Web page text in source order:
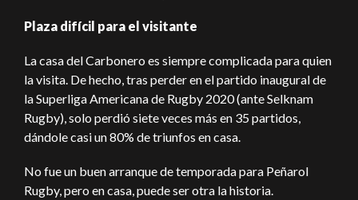
Plaza difícil para el visitante
La casa del Carbonero es siempre complicada para quien
la visita. De hecho, tras perder en el partido inaugural de
la Superliga Americana de Rugby 2020 (ante Selknam
Rugby), solo perdió siete veces más en 35 partidos,
dándole casi un 80% de triunfos en casa.
No fue un buen arranque de temporada para Peñarol
Rugby, pero en casa, puede ser otra la historia.